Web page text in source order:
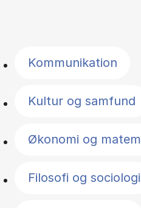
Kommunikation
Kultur og samfund
Økonomi og
Filosofi og sociologi